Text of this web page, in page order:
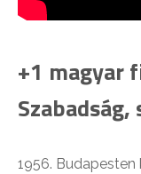
+1 magyar
1956.